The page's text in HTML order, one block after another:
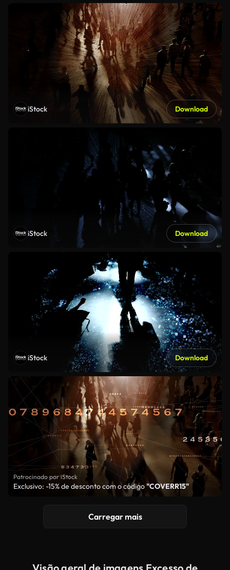
iStock Download
iStock Download
iStock Download
Patrocinado por iStock
Exclusivo: -15% de desconto com o código"COVERR15"
Carregar mais